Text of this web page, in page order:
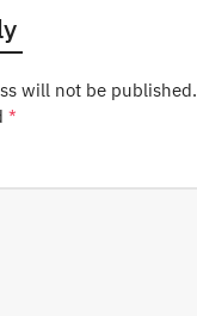
will not be published.
*